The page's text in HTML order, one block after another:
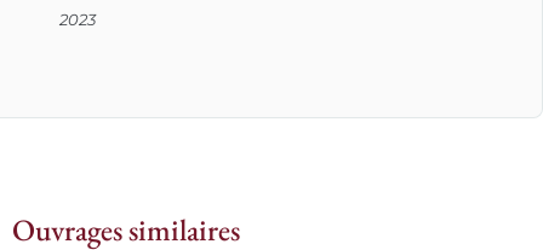
2023
Ouvrages similaires